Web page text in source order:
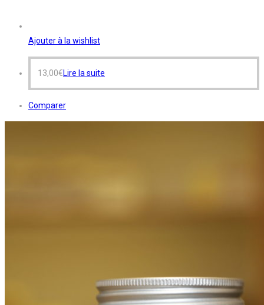
Ajouter à la wishlist
13,00€Lire la suite
Comparer